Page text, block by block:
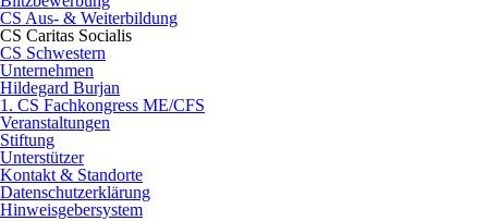
CS Aus- & Weiterbildung
CS Caritas Socialis
CS Schwestern
Unternehmen
Hildegard Burjan
1. CS Fachkongress ME/CFS
Veranstaltungen
Stiftung
Unterstützer
Kontakt & Standorte
Datenschutzerklärung
Hinweisgebersystem